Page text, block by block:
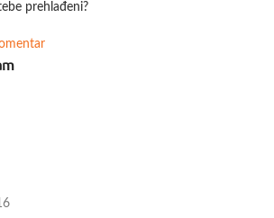
prehlađeni?